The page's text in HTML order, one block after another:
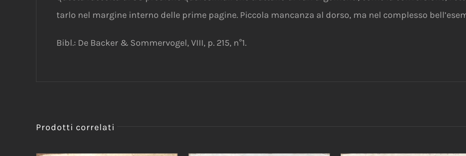
tarlo nel margine interno delle prime pagine. Piccola mancanza al dorso, ma nel complesso
Bibl.: De Backer & Sommervogel, VIII, p. 215, n°1.
Prodotti correlati